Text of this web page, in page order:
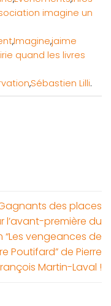
imagine un
,Imagine,jaime
quand les livres
,Sébastien Lilli.
des places
l’avant-première du
“Les vengeances de
Poutifard” de Pierre
Martin-Laval !